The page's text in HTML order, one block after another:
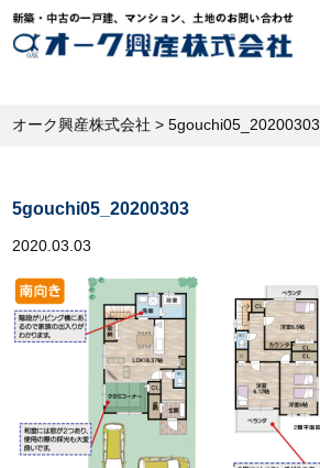
オーク興産株式会社 >5gouchi05_20200303
5gouchi05_20200303
2020.03.03